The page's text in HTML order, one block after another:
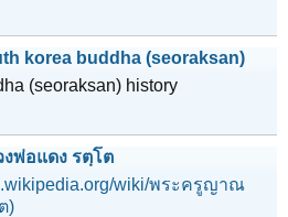
korea buddha (seoraksan)
(seoraksan) history
งพ่อแดง รตฺโต
wiki/พระครูญาณ
)